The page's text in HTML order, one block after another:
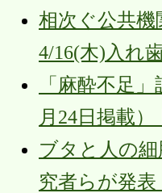
相次ぐ公共
4/16(木)入れ
「麻酔不足
月24日掲載
ブタと人の
究者らが発表